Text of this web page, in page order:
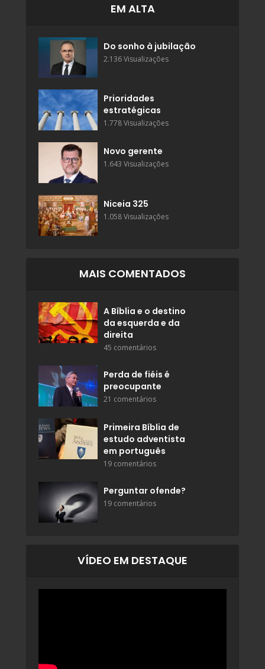
EM ALTA
Do sonho à jubilação
2.136 Visualizações
Prioridades
estratégicas
1.778 Visualizações
Novo gerente
1.643 Visualizações
Niceia 325
1.058 Visualizações
MAIS COMENTADOS
A Bíblia e o destino
da esquerda e da
direita
45 comentários
Perda de fiéis é
preocupante
21 comentários
Primeira Bíblia de
estudo adventista
em português
19 comentários
Perguntar ofende?
19 comentários
VÍDEO EM DESTAQUE